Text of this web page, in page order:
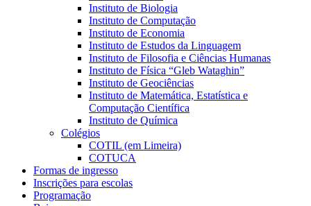
Instituto de Biologia
Instituto de Computação
Instituto de Economia
Instituto de Estudos da Linguagem
Instituto de Filosofia e Ciências Humanas
Instituto de Física “Gleb Wataghin”
Instituto de Geociências
Instituto de Matemática, Estatística e
Computação Científica
Instituto de Química
Colégios
COTIL (em Limeira)
COTUCA
Formas de ingresso
Inscrições para escolas
Programação